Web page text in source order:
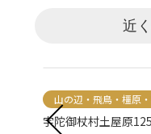
近
山の辺・飛鳥・橿原
宇陀御杖村土屋原